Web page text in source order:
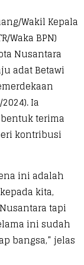
Wakil Kepala
Waka BPN)
Nusantara
adat Betawi
Ia
terima
kontribusi
ini adalah
kita,
tapi
ini sudah
bangsa,” jelas